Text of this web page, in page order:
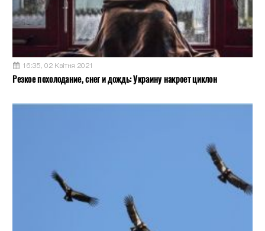
16:35, 02 Квітня 2021
Резкое похолодание, снег и дождь: Украину накроет циклон